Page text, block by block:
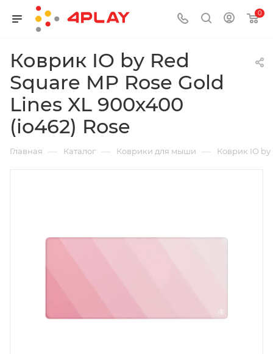
0
Коврик IO by Red
Square MP Rose Gold
Lines XL 900х400
(io462) Rose
Главная — Каталог — Коврики для мыши — Коврик IO by